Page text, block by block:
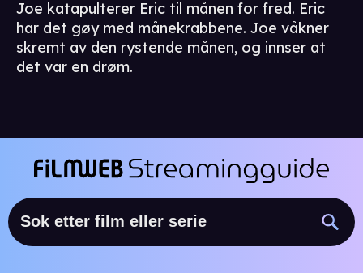
Joe katapulterer Eric til månen for fred. Eric
har det gøy med månekrabbene. Joe våkner
skremt av den rystende månen, og innser at
det var en drøm.